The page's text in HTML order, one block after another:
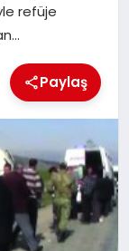
refüje
Paylaş